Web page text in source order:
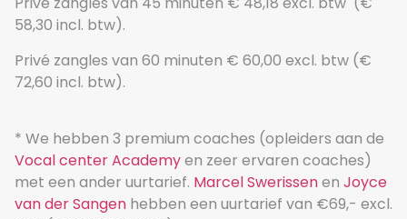
58,30 incl. btw).
Privé zangles van 60 minuten € 60,00 excl. btw (€
72,60 incl. btw).
* We hebben 3 premium coaches (opleiders aan de
Vocal center Academyen zeer ervaren coaches)
met een ander uurtarief. Marcel Swerissenen Joyce
van der Sangen hebben een uurtarief van €69,- excl.